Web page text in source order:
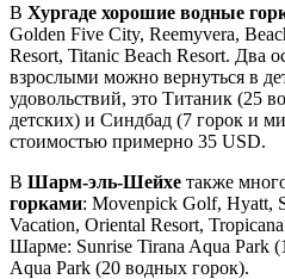
В Хургаде хорошие водные
Golden Five City, Reemyvera,
Resort, Titanic Beach Resort. Два
взрослыми можно вернуться в
удовольствий, это Титаник (25
детских) и Синдбад (7 горок и
стоимостью примерно 35 USD.
В Шарм-эль-Шейхе также
горками: Movenpick Golf, Hyatt,
Vacation, Oriental Resort,
Шарме: Sunrise Tirana Aqua Park
Aqua Park (20 водных горок).